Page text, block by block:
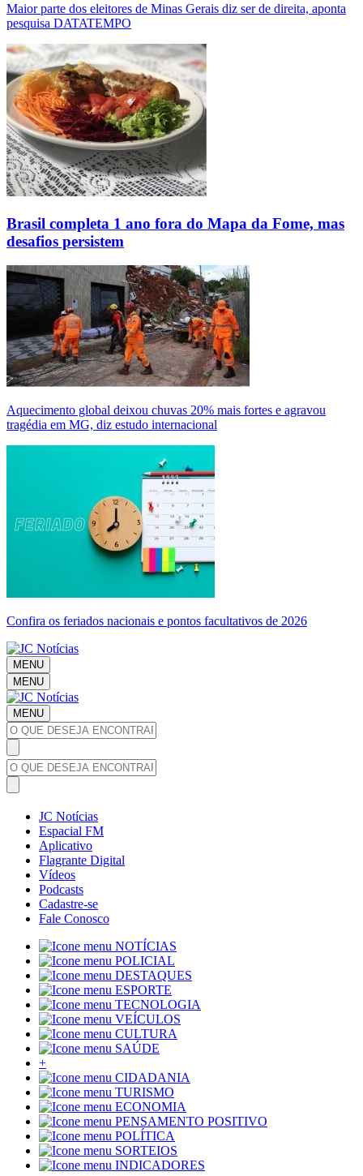
Maior parte dos eleitores de Minas Gerais diz ser de direita, aponta
pesquisa DATATEMPO
Brasil completa 1 ano fora do Mapa da Fome, mas
desafios persistem
Aquecimento global deixou chuvas 20% mais fortes e agravou
tragédia em MG, diz estudo internacional
Confira os feriados nacionais e pontos facultativos de 2026
MENU
MENU
MENU
JC Notícias
Espacial FM
Aplicativo
Flagrante Digital
Vídeos
Podcasts
Cadastre-se
Fale Conosco
NOTÍCIAS
POLICIAL
DESTAQUES
ESPORTE
TECNOLOGIA
VEÍCULOS
CULTURA
SAÚDE
+
CIDADANIA
TURISMO
ECONOMIA
PENSAMENTO POSITIVO
POLÍTICA
SORTEIOS
INDICADORES